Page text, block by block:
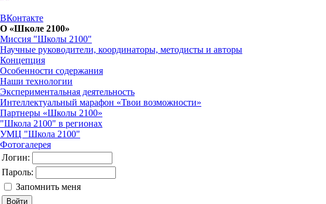
ВКонтакте
О «Школе 2100»
Миссия "Школы 2100"
Научные руководители, координаторы, методисты и авторы
Концепция
Особенности содержания
Наши технологии
Экспериментальная деятельность
Интеллектуальный марафон «Твои возможности»
Партнеры «Школы 2100»
"Школа 2100" в регионах
УМЦ "Школа 2100"
Фотогалерея
Логин:
Пароль:
Запомнить меня